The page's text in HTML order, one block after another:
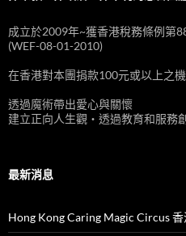
成立於2009年~獲香港稅務條例第
(WEF-08-01-2010)
在香港對本團捐款100元或以上之
透過魔術帶出愛心與關懷
建立正向人生觀‧透過教育和服務
最新消息
Hong Kong Caring Magic Circus